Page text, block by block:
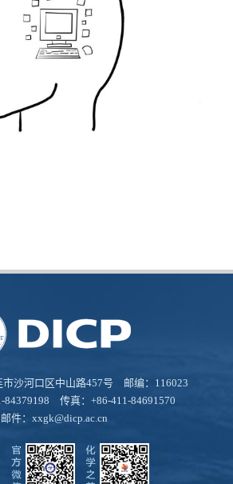
市沙河口区中山路457号 邮编：116023
84379198 传真：+86-411-84691570
邮件： xxgk@dicp.ac.cn